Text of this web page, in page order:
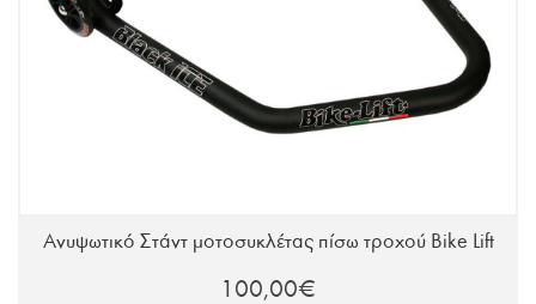
Ανυψωτικό Στάντ μοτοσυκλέτας πίσω τροχού Bike Lift
100,00€